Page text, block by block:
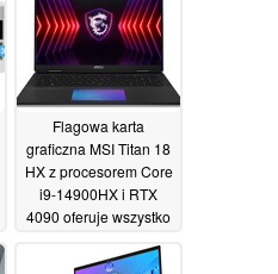
Flagowa karta
graficzna MSI Titan 18
HX z procesorem Core
i9-14900HX i RTX
4090 oferuje wszystko
kuchennego10/01/2024